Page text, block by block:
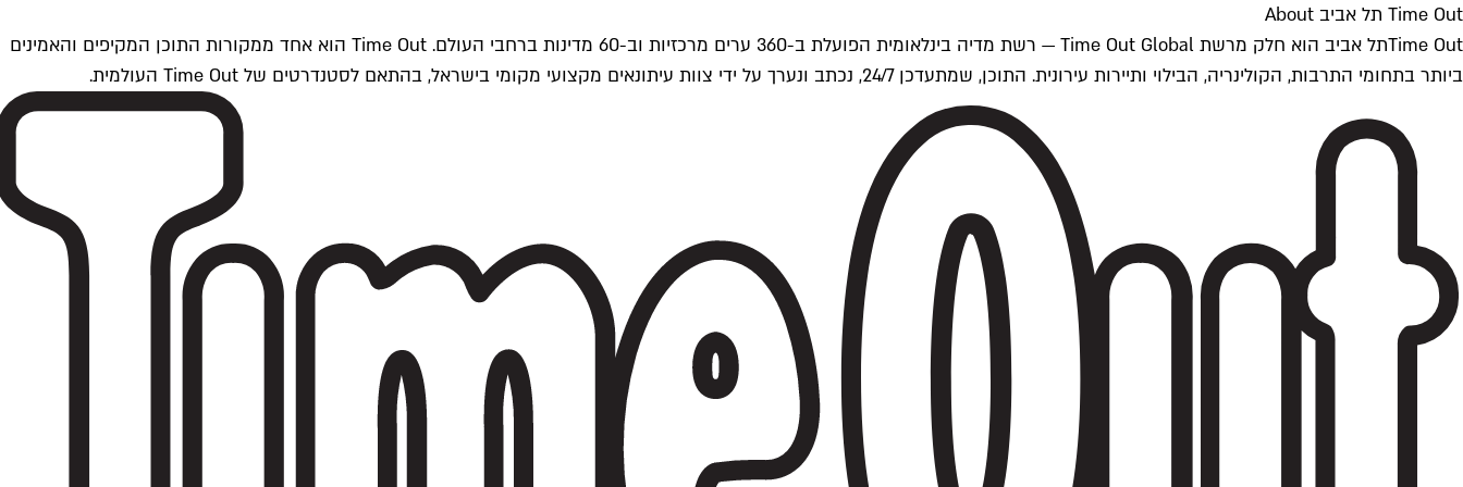
Time Out תל אביב About
Time Outתל אביב הוא חלק מרשת Time Out Global — רשת מדיה בינלאומית הפועלת ב-360 ערים מרכזיות וב-60 מדינות ברחבי העולם. Time Out הוא אחד ממקורות התוכן המקיפים והאמינים
ביותר בתחומי התרבות, הקולינריה, הבילוי ותיירות עירונית. התוכן, שמתעדכן 24/7, נכתב ונערך על ידי צוות עיתונאים מקצועי מקומי בישראל, בהתאם לסטנדרטים של Time Out העולמית.